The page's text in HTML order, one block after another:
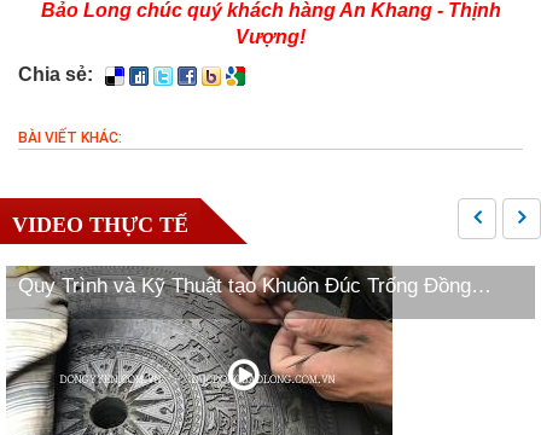
Bảo Long chúc quý khách hàng An Khang - Thịnh
Vượng!
Chia sẻ:
BÀI VIẾT KHÁC:
VIDEO THỰC TẾ
Quy Trình và Kỹ Thuật tạo Khuôn Đúc Trống Đồng
Ngọc Lũ